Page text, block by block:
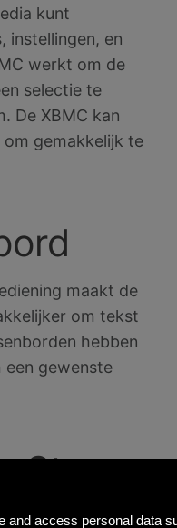
kunt
instellingen, en
werkt om de
selectie te
De XBMC kan
gemakkelijk te
maakt de
om tekst
hebben
gewenste
Store
deAndroid TV